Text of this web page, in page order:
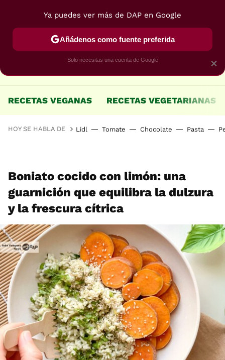
RECETAS VEGANAS RECETAS VEGETARIANAS
HOY SE HABLA DE Lidl Tomate Chocolate Pasta
Boniato cocido con limón: una
guarnición que equilibra la dulzura
y la frescura cítrica
×
Ya puedes ver más de DAP en Google
Añádenos como fuente preferida
Solo necesitas una cuenta de Google